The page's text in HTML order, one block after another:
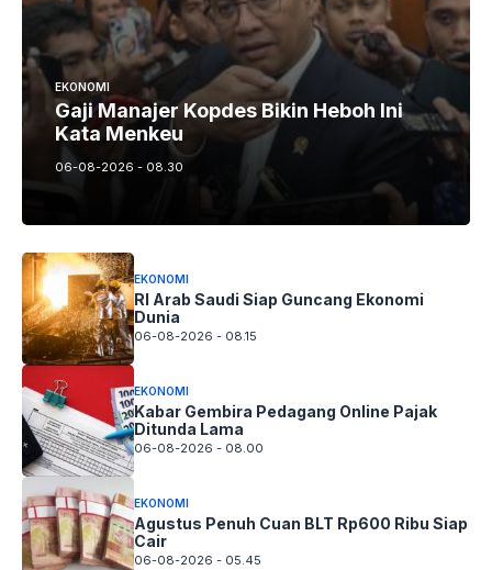
EKONOMI
Gaji Manajer Kopdes Bikin Heboh Ini
Kata Menkeu
06-08-2026 - 08.30
EKONOMI
RI Arab Saudi Siap Guncang Ekonomi
Dunia
06-08-2026 - 08.15
EKONOMI
Kabar Gembira Pedagang Online Pajak
Ditunda Lama
06-08-2026 - 08.00
EKONOMI
Agustus Penuh Cuan BLT Rp600 Ribu Siap
Cair
06-08-2026 - 05.45